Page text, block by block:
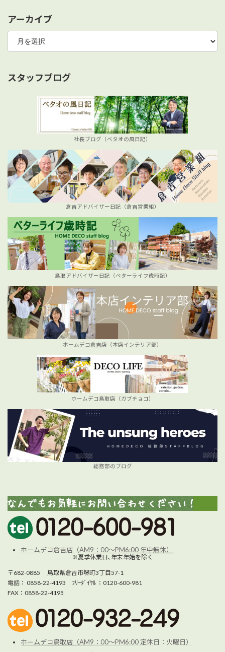
アーカイブ
ア
カ
スタッフブログ
社長ブログ（ベタオの風日記）
倉吉アドバイザー日記（倉吉営業組）
鳥取アドバイザー日記（ベターライフ歳時記）
ホームデコ倉吉店（本店インテリア部）
ホームデコ鳥取店（ガブチョコ）
総務部のブログ
ホームデコ倉吉店（AM9：00～PM6:00 年中無休）
※夏季休業日､年末年始を除く
〒682-0885 鳥取県倉吉市堺町3丁目57-1
電話： 0858-22-4193 ﾌﾘｰﾀﾞｲﾔﾙ ：0120-600-981
FAX：0858-22-4195
ホームデコ鳥取店（AM9：00～PM6:00 定休日：火曜日）